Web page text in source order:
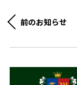
前のお知らせ